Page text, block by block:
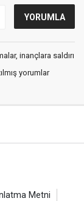
inançlara saldırı
yorumlar
Metni